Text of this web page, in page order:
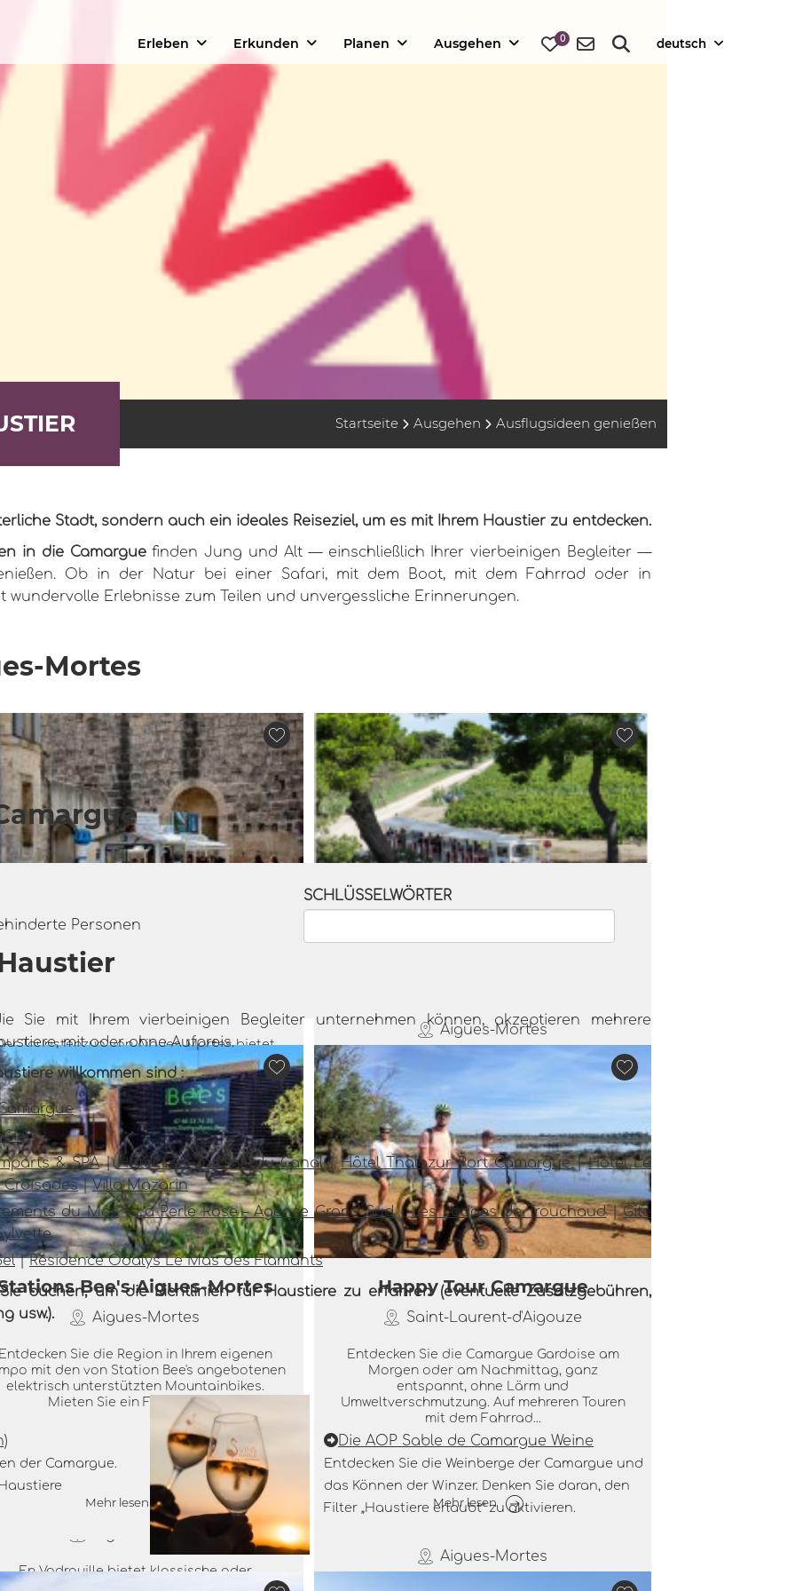
Startseite Ausgehen Ausflugsideen genießen
Stadt, sondern auch ein ideales Reiseziel, um es mit Ihrem Haustier zu entdecken.
in die Camarguefinden Jung und Alt — einschließlich Ihrer vierbeinigen Begleiter —
Ob in der Natur bei einer Safari, mit dem Boot, mit dem Fahrrad oder in
Erlebnisse zum Teilen und unvergessliche Erinnerungen.
Mortes
Touristenzug von Aigues-
Mortes
Touristenzug von Aigues-Mortes bietet
unterhaltsame und kulturell bereichernde
Entdeckung des historischen Stadtkerns.
Genießen Sie mit Familie...
Mehr lesen
Aigues-Mortes
Entdecken Sie die Domaine Royal de Jarras
bei einer Fahrt mit dem kleinen Zug im Herzen
der Camargue. Fahren Sie durch die
malerischen Weinberge und...
Mehr lesen
guidées d'Aigues-Mortes
de ses environs - En vadrouille
Aigues-Mortes
En Vadrouille bietet klassische oder
thematische Führungen an, um die Schätze
Führungen durch Aigues-Mortes
und Umgebung - Maria
Aigues-Mortes
Personen
SCHLÜSSELWÖRTER
Bee's Aigues-Mortes
Aigues-Mortes
Entdecken Sie die Region in Ihrem eigenen
mit den von Station Bee's angebotenen
elektrisch unterstützten Mountainbikes.
Mieten Sie ein Fahrrad für...
Mehr lesen
Happy Tour Camargue
Saint-Laurent-d'Aigouze
Entdecken Sie die Camargue Gardoise am
Morgen oder am Nachmittag, ganz
entspannt, ohne Lärm und
Umweltverschmutzung. Auf mehreren Touren
mit dem Fahrrad...
Mehr lesen
Sie mit Ihrem vierbeinigen Begleiter unternehmen können, akzeptieren mehrere
mit oder ohne Aufpreis.
willkommen sind :
& SPA|Hôtel Les Jardins du Canal|Hôtel Thalazur Port Camargue|Hôtel Le
|Villa Mazarin
du Mas|La Perle Rose – Agence Grand Sud|Les Lodges de Trouchaud|Gîte
|Résidence Odalys Le Mas des Flamants
buchen, um die Richtlinien für Haustiere zu erfahren (eventuelle Zusatzgebühren,
usw.).
der Camargue.
Die AOP Sable de Camargue Weine
Entdecken Sie die Weinberge der Camargue und
das Können der Winzer. Denken Sie daran, den
Filter „Haustiere erlaubt“ zu aktivieren.
Erleben Erkunden Planen Ausgehen 0 deutsch